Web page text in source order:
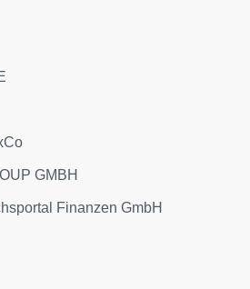
GMBH
Finanzen GmbH